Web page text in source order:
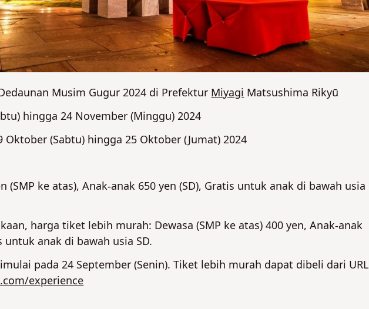
Musim Gugur 2024 di PrefekturMiyagiMatsushima Rikyū
hingga 24 November (Minggu) 2024
Oktober (Sabtu) hingga 25 Oktober (Jumat) 2024
(SMP ke atas), Anak-anak 650 yen (SD), Gratis untuk anak di bawah usia
harga tiket lebih murah: Dewasa (SMP ke atas) 400 yen, Anak-anak
untuk anak di bawah usia SD.
pada 24 September (Senin). Tiket lebih murah dapat dibeli dari URL
experience